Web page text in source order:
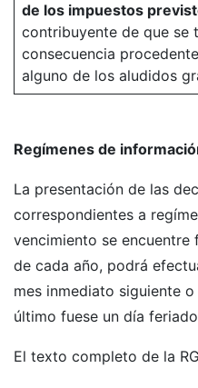
de los impuestos
contribuyente de que se
consecuencia
alguno de los aludidos
Regímenes de
La presentación de las
correspondientes a
vencimiento se encuentre
de cada año, podrá
mes inmediato siguiente
último fuese un día
El texto completo de la